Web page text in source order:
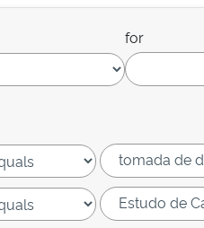
for